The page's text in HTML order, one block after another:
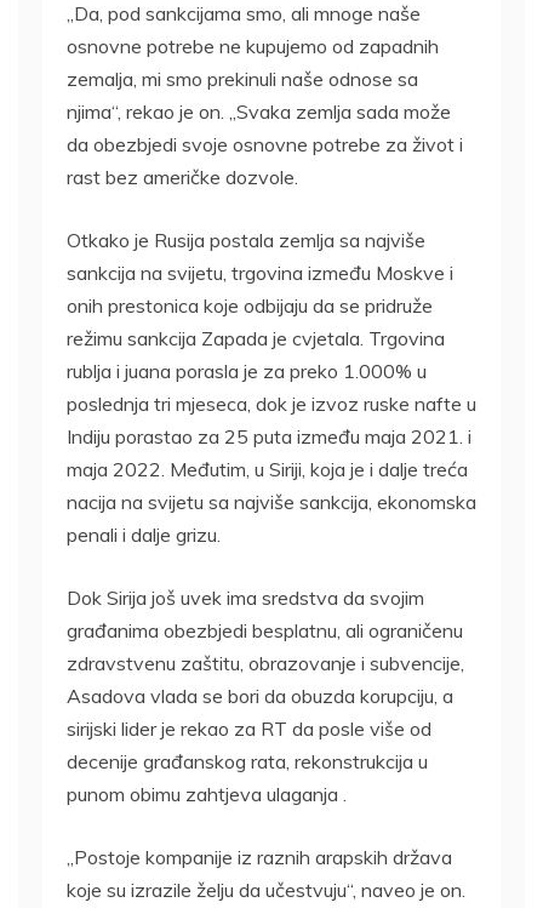
„Da, pod sankcijama smo, ali mnoge naše
osnovne potrebe ne kupujemo od zapadnih
zemalja, mi smo prekinuli naše odnose sa
njima“, rekao je on. „Svaka zemlja sada može
da obezbjedi svoje osnovne potrebe za život i
rast bez američke dozvole.
Otkako je Rusija postala zemlja sa najviše
sankcija na svijetu, trgovina između Moskve i
onih prestonica koje odbijaju da se pridruže
režimu sankcija Zapada je cvjetala. Trgovina
rublja i juana porasla je za preko 1.000% u
poslednja tri mjeseca, dok je izvoz ruske nafte u
Indiju porastao za 25 puta između maja 2021. i
maja 2022. Međutim, u Siriji, koja je i dalje treća
nacija na svijetu sa najviše sankcija, ekonomska
penali i dalje grizu.
Dok Sirija još uvek ima sredstva da svojim
građanima obezbjedi besplatnu, ali ograničenu
zdravstvenu zaštitu, obrazovanje i subvencije,
Asadova vlada se bori da obuzda korupciju, a
sirijski lider je rekao za RT da posle više od
decenije građanskog rata, rekonstrukcija u
punom obimu zahtjeva ulaganja .
„Postoje kompanije iz raznih arapskih država
koje su izrazile želju da učestvuju“, naveo je on.